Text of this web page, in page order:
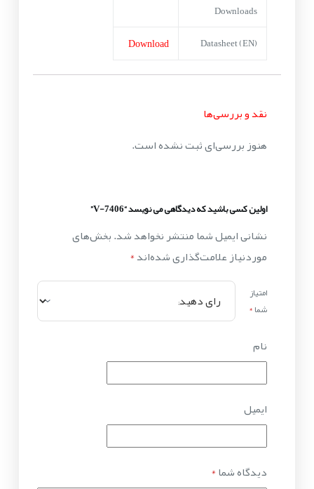
Downloads
Datasheet (EN)
Download
نقد و بررسی‌ها
هنوز بررسی‌ای ثبت نشده است.
اولین کسی باشید که دیدگاهی می نویسد “V-7406”
نشانی ایمیل شما منتشر نخواهد شد.بخش‌های
موردنیاز علامت‌گذاری شده‌اند*
امتیاز
شما*
نام
ایمیل
دیدگاه شما*